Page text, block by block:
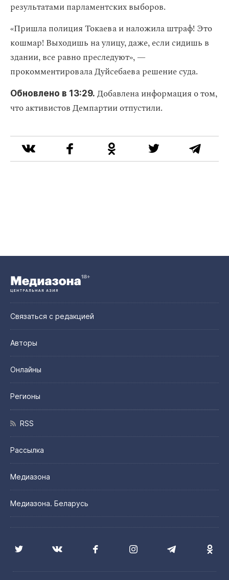
результатами парламентских выборов.
«Пришла полиция Токаева и наложила штраф! Это
кошмар! Выходишь на улицу, даже, если сидишь в
здании, все равно преследуют», —
прокомментировала Дуйсебаева решение суда.
Обновлено в 13:29. Добавлена информация о том,
что активистов Демпартии отпустили.
Связаться с редакцией
Авторы
Онлайны
Регионы
RSS
Рассылка
Медиазона
Медиазона. Беларусь